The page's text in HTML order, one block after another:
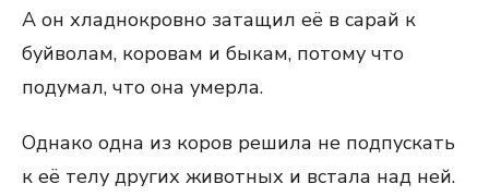
А он хладнокровно затащил её в сарай к
буйволам, коровам и быкам, потому что
подумал, что она умерла.
Однако одна из коров решила не подпускать
к её телу других животных и встала над ней.